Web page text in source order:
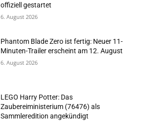
offiziell gestartet
6. August 2026
Phantom Blade Zero ist fertig: Neuer 11-
Minuten-Trailer erscheint am 12. August
6. August 2026
LEGO Harry Potter: Das
Zaubereiministerium (76476) als
Sammleredition angekündigt